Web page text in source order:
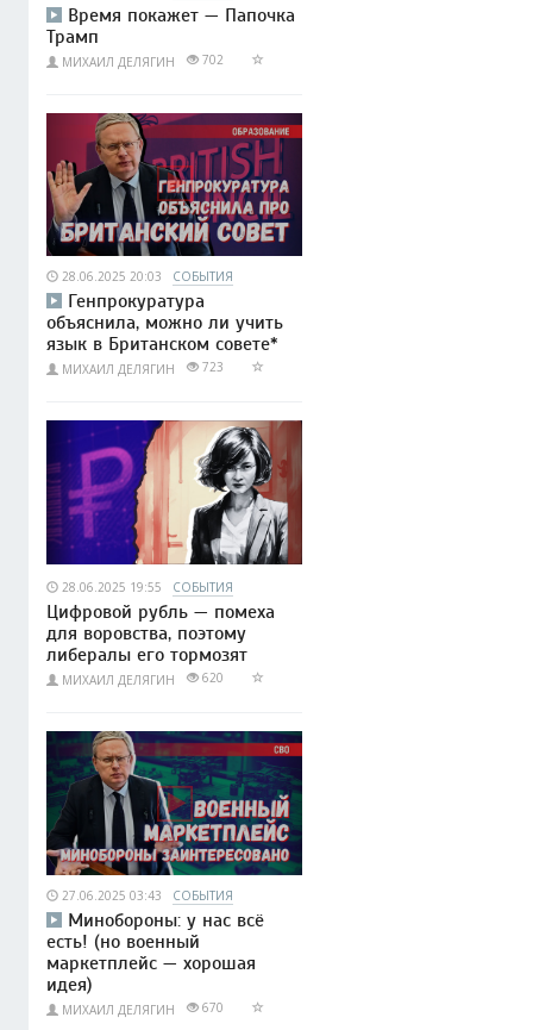
Время покажет — Папочка
Трамп
МИХАИЛ ДЕЛЯГИН 702
28.06.2025 20:03 СОБЫТИЯ
Генпрокуратура
объяснила, можно ли учить
язык в Британском совете*
МИХАИЛ ДЕЛЯГИН 723
28.06.2025 19:55 СОБЫТИЯ
Цифровой рубль — помеха
для воровства, поэтому
либералы его тормозят
МИХАИЛ ДЕЛЯГИН 620
27.06.2025 03:43 СОБЫТИЯ
Минобороны: у нас всё
есть! (но военный
маркетплейс — хорошая
идея)
МИХАИЛ ДЕЛЯГИН 670